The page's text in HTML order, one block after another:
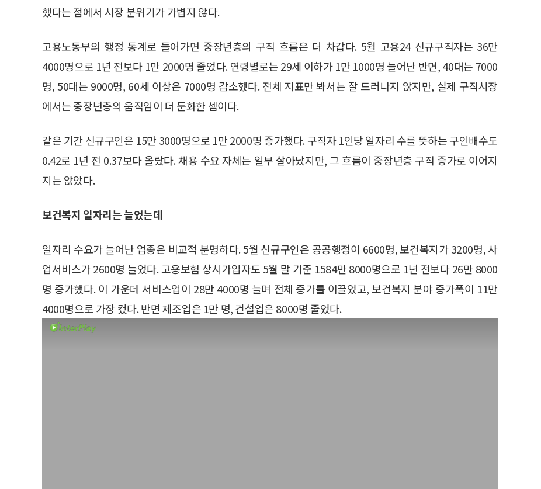
했다는 점에서 시장 분위기가 가볍지 않다.
고용노동부의 행정 통계로 들어가면 중장년층의 구직 흐름은 더 차갑다. 5월 고용24 신규구직자는 36만
4000명으로 1년 전보다 1만 2000명 줄었다. 연령별로는 29세 이하가 1만 1000명 늘어난 반면, 40대는 7000
명, 50대는 9000명, 60세 이상은 7000명 감소했다. 전체 지표만 봐서는 잘 드러나지 않지만, 실제 구직시장
에서는 중장년층의 움직임이 더 둔화한 셈이다.
같은 기간 신규구인은 15만 3000명으로 1만 2000명 증가했다. 구직자 1인당 일자리 수를 뜻하는 구인배수도
0.42로 1년 전 0.37보다 올랐다. 채용 수요 자체는 일부 살아났지만, 그 흐름이 중장년층 구직 증가로 이어지
지는 않았다.
보건복지 일자리는 늘었는데
일자리 수요가 늘어난 업종은 비교적 분명하다. 5월 신규구인은 공공행정이 6600명, 보건복지가 3200명, 사
업서비스가 2600명 늘었다. 고용보험 상시가입자도 5월 말 기준 1584만 8000명으로 1년 전보다 26만 8000
명 증가했다. 이 가운데 서비스업이 28만 4000명 늘며 전체 증가를 이끌었고, 보건복지 분야 증가폭이 11만
4000명으로 가장 컸다. 반면 제조업은 1만 명, 건설업은 8000명 줄었다.